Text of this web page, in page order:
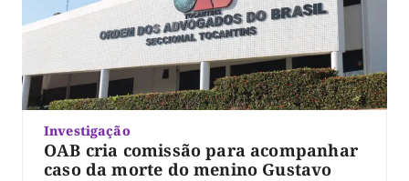
Investigação
OAB cria comissão para acompanhar
caso da morte do menino Gustavo